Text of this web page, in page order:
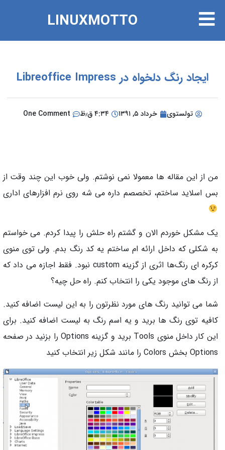
LINUXMOTTO
ایجاد رنگ دلخواه در Libreoffice Impress
تولستوی خرداد ۵, ۱۳۹۱ ۴:۳۴ ق٫ظ One Comment
من از این مقاله ها معمولا نمی نوشتم. ولی خوب این چند وقت از
بس اسلاید ساختم، تخصصم داره می شه روی نرم افزارهای اداری
یک مشکل خوردم الان و گشتم راه حلش را پیدا کردم. می خواستم
به شکلی که داخل ارائه ام ساختم یه کد رنگ بدم. ولی توی منوی
کرکره ای رنگ‌ها اثری از گزینه custom نبود. فقط اجازه می داد که
از رنگ های موجود یکی را انتخاب کنم. راه حل چیه؟
شما می توانید رنگ های مورد نظرتون را به این لیست اضافه کنید.
کافیه توی رنگ ها برید و یه اسم رنگ به لیست اضافه کنید. برای
این کار داخل منوی Tools برید و گزینه Options را بزنید در صفحه
Options بخش Colors را مانند شکل زیر انتخاب کنید